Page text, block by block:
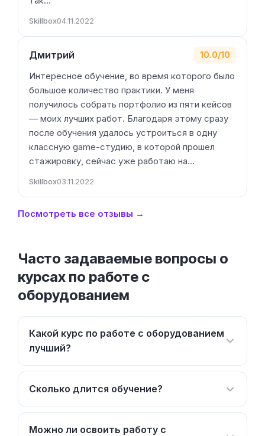
Skillbox04.11.2022
Дмитрий 10.0/10
Интересное обучение, во время которого было
большое количество практики. У меня
получилось собрать портфолио из пяти кейсов
— моих лучших работ. Благодаря этому сразу
после обучения удалось устроиться в одну
классную game-студию, в которой прошел
стажировку, сейчас уже работаю на…
Skillbox03.11.2022
Посмотреть все отзывы →
Часто задаваемые вопросы о
курсах по работе с
оборудованием
Какой курс по работе с оборудованием
лучший?
Сколько длится обучение?
Можно ли освоить работу с